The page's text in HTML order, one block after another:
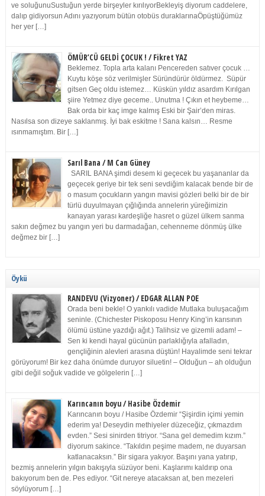
ve soluğunuSustuğun yerde birşeyler kırılıyorBekleyiş diyorum caddelere,
dalıp gidiyorsun Adını yazıyorum bütün otobüs duraklarınaÖpüştüğümüz
her yer […]
ÖMÜR’CÜ GELDİ ÇOCUK ! / Fikret YAZ
Beklemez. Topla arta kalanı Pencereden satıver çocuk …
Kuytu köşe söz verilmişler Süründürür öldürmez. Süpür
gitsen Geç oldu istemez… Küskün yıldız asardım Kırılgan
şiire Yetmez diye geceme.. Unutma ! Çıkın et heybeme…
Bak orda bir kaç imge kalmış Eski bir Şair’den miras.
Nasılsa son dizeye saklanmış. İyi bak eskitme ! Sana kalsın… Resme
ısınmamıştım. Bir […]
Sarıl Bana / M Can Güney
SARIL BANA şimdi desem ki geçecek bu yaşananlar da
geçecek geriye bir tek seni sevdiğim kalacak bende bir de
o masum çocukların yangın mavisi gözleri belki bir de bir
türlü duyulmayan çığlığında annelerin yüreğimizin
kanayan yarası kardeşliğe hasret o güzel ülkem sanma
sakın değmez bu yangın yeri bu darmadağan, cehenneme dönmüş ülke
değmez bir […]
Öykü
RANDEVU (Vizyoner) / EDGAR ALLAN POE
Orada beni bekle! O yankılı vadide Mutlaka buluşacağım
seninle. (Chichester Piskoposu Henry King’in karısının
ölümü üstüne yazdığı ağıt.) Talihsiz ve gizemli adam! –
Sen ki kendi hayal gücünün parlaklığıyla afalladın,
gençliğinin alevleri arasına düştün! Hayalimde seni tekrar
görüyorum! Bir kez daha önümde duruyor siluetin! – Olduğun – ah olduğun
gibi değil soğuk vadide ve gölgelerin […]
Karıncanın boyu / Hasibe Özdemir
Karıncanın boyu / Hasibe Özdemir “Şişirdin içimi yemin
ederim ya! Deseydin methiyeler düzeceğiz, çıkmazdım
evden.” Sesi sinirden titriyor. “Sana gel demedim kızım.”
diyorum sakince. “Takıldın peşime madem, ne duyarsan
katlanacaksın.” Bir sigara yakıyor. Başını yana yatırıp,
bezmiş annelerin yılgın bakışıyla süzüyor beni. Kaşlarımı kaldırıp ona
bakıyorum ben de. Pes ediyor. “Git nereye atacaksan at, ben mezeleri
söylüyorum […]